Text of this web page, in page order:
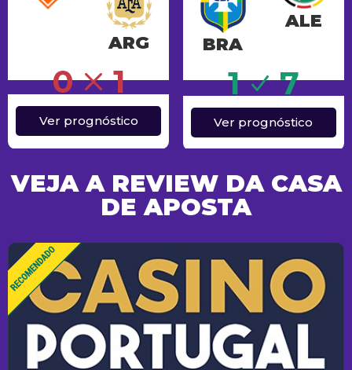
ARG
0 1
Ver prognóstico
BRA
ALE
1
Sucesso 7
Ver prognóstico
VEJA A REVIEW DA CASA
DE APOSTA